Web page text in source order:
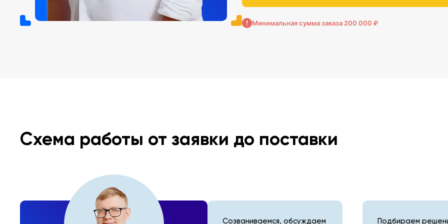
Минимальная сумма заказа 200 000 ₽
Схема работы от заявки до поставки
Созваниваемся, обсуждаем Подбираем